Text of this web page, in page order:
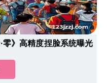
零》高精度捏脸系统曝光